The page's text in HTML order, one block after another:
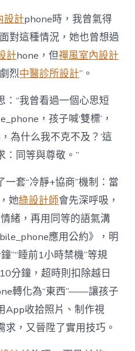
設計phone時，我曾氣得
對這種情況，她也曾想過
計hone，但禪風室內設計
烈中醫診所設計”。
：“我曾看過一個心思短
，孩子喊‘雙標’，
為什么我不克不及？’這
：同等與尊敬。”
套“冷靜+協商”機制：當
她綠設計師會先深呼吸，
緒，再用同等的語氣溝
應用公約》，明
”“睡前1小時禁機”等規
分鐘，超時則扣除越日
轉化為“東西”——讓孩子
App收拾照片、制作視
，又晉陞了實用技巧。